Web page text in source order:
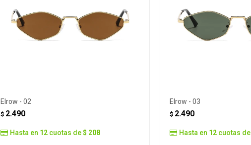
Elrow - 02
$ 2.490
Hasta en 12cuotas de$ 208
Elrow - 03
$ 2.490
Hasta en 12cuotas de